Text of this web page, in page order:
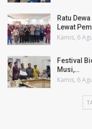
Ratu
Lewat
Kamis, 6
Festival
Musi,…
Kamis, 6